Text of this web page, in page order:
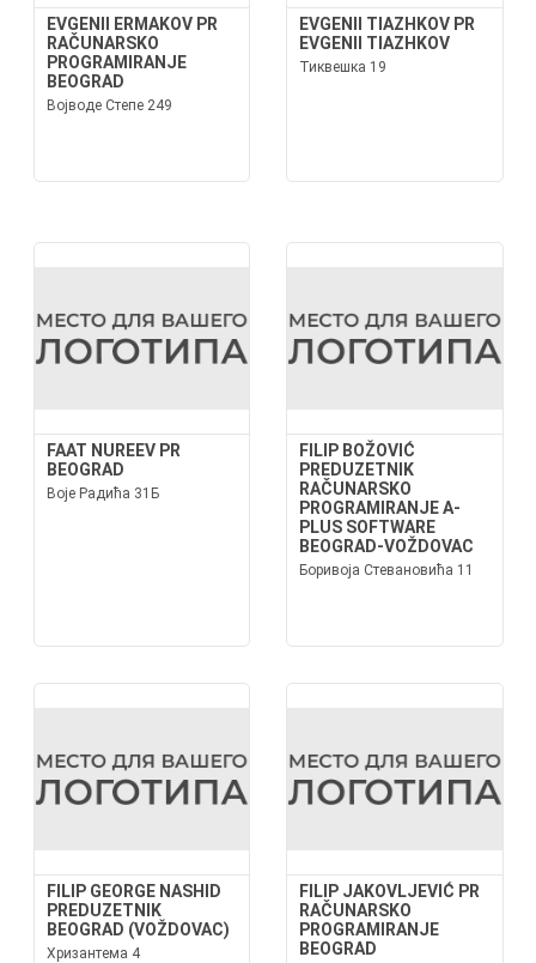
EVGENII ERMAKOV PR
RAČUNARSKO
PROGRAMIRANJE
BEOGRAD
Војводе Степе 249
EVGENII TIAZHKOV PR
EVGENII TIAZHKOV
Тиквешка 19
FAAT NUREEV PR
BEOGRAD
Воје Радића 31Б
FILIP BOŽOVIĆ
PREDUZETNIK
RAČUNARSKO
PROGRAMIRANJE A-
PLUS SOFTWARE
BEOGRAD-VOŽDOVAC
Боривоја Стевановића 11
FILIP GEORGE NASHID
PREDUZETNIK
BEOGRAD (VOŽDOVAC)
Хризантема 4
FILIP JAKOVLJEVIĆ PR
RAČUNARSKO
PROGRAMIRANJE
BEOGRAD